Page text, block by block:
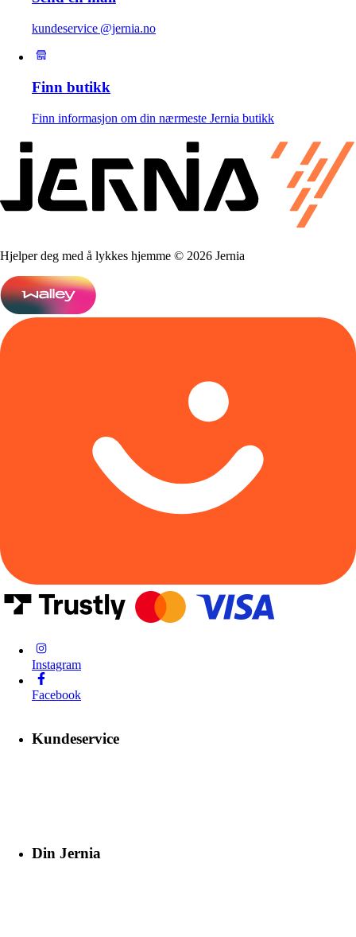
kundeservice @jernia.no
Finn butikk
Finn informasjon om din nærmeste Jernia butikk
Hjelper deg med å lykkes hjemme © 2026 Jernia
Instagram
Facebook
Kundeservice
Din Jernia